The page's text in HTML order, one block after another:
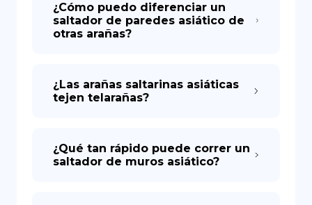
¿Cómo puedo diferenciar un
saltador de paredes asiático de
otras arañas?
¿Las arañas saltarinas asiáticas
tejen telarañas?
¿Qué tan rápido puede correr un
saltador de muros asiático?